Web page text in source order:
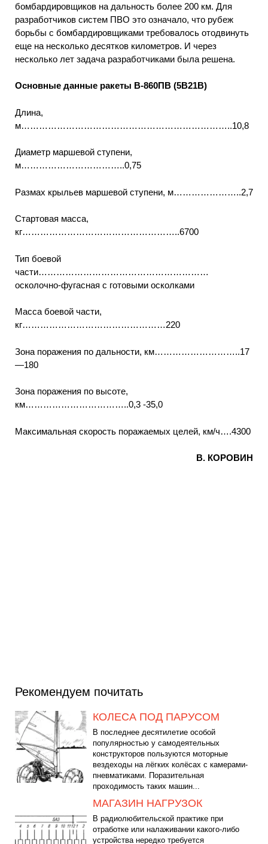
бомбардировщиков на дальность более 200 км. Для
разработчиков систем ПВО это означало, что рубеж
борьбы с бомбардировщиками требовалось отодвинуть
еще на несколько десятков километров. И через
несколько лет задача разработчиками была решена.
Основные данные ракеты В-860ПВ (5В21В)
Длина,
м……………………………………………………………..10,8
Диаметр маршевой ступени,
м……………………………..0,75
Размах крыльев маршевой ступени, м…………………..2,7
Стартовая масса,
кг……………………………………………..6700
Тип боевой
части…………………………………………………
осколочно-фугасная с готовыми осколками
Масса боевой части,
кг…………………………………………220
Зона поражения по дальности, км………………………..17
—180
Зона поражения по высоте,
км……………………………..0,3 -35,0
Максимальная скорость поражаемых целей, км/ч….4300
В. КОРОВИН
Рекомендуем почитать
КОЛЕСА ПОД ПАРУСОМ
В последнее десятилетие особой
популярностью у самодеятельных
конструкторов пользуются моторные
вездеходы на лёгких колёсах с камерами-
пневматиками. Поразительная
проходимость таких машин...
МАГАЗИН НАГРУЗОК
В радиолюбительской практике при
отработке или налаживании какого-либо
устройства нередко требуется